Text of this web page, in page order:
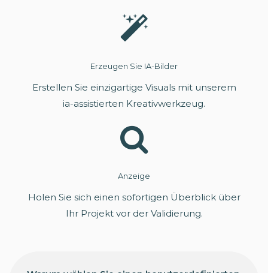
Erzeugen Sie IA-Bilder
Erstellen Sie einzigartige Visuals mit unserem
ia-assistierten Kreativwerkzeug.
Anzeige
Holen Sie sich einen sofortigen Überblick über
Ihr Projekt vor der Validierung.